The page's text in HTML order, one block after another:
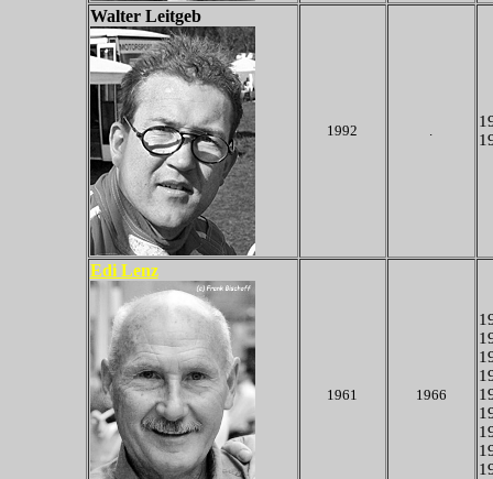
Walter Leitgeb
1992 .
Edi Lenz
1961 1966